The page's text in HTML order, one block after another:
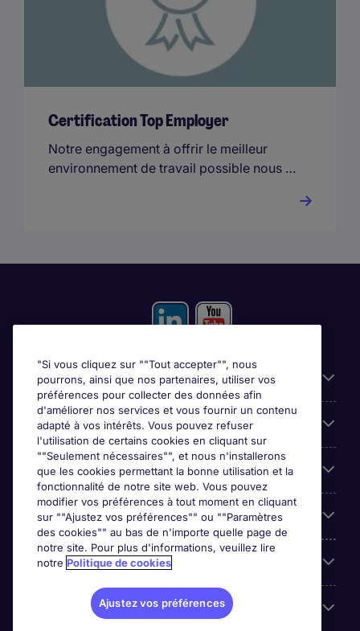
Certification Top Employer
Notre engagement à offrir le meilleur
environnement de travail possible nous a
Liens utiles
Prix
Parcourir nos offres
Trends
Espace Employeurs
Á propos Michael Page
"Si vous cliquez sur ""Tout accepter"", nous
pourrons, ainsi que nos partenaires, utiliser vos
préférences pour collecter des données afin
d'améliorer nos services et vous fournir un contenu
adapté à vos intérêts. Vous pouvez refuser
l'utilisation de certains cookies en cliquant sur
""Seulement nécessaires"", et nous n'installerons
que les cookies permettant la bonne utilisation et la
fonctionnalité de notre site web. Vous pouvez
modifier vos préférences à tout moment en cliquant
sur ""Ajustez vos préférences"" ou ""Paramètres
des cookies"" au bas de n'importe quelle page de
notre site. Pour plus d'informations, veuillez lire
notre Politique de cookies
Ajustez vos préférences